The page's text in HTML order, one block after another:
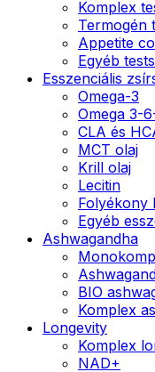
Komplex
Termogén
Appetite
Egyéb
Esszenciális
Omega-3
Omega 3-
CLA és
MCT olaj
Krill olaj
Lecitin
Folyékony
Egyéb
Ashwagandha
BIO
Komplex
Longevity
Komplex
NAD+